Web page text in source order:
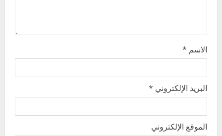
الاسم *
البريد الإلكتروني *
الموقع الإلكتروني